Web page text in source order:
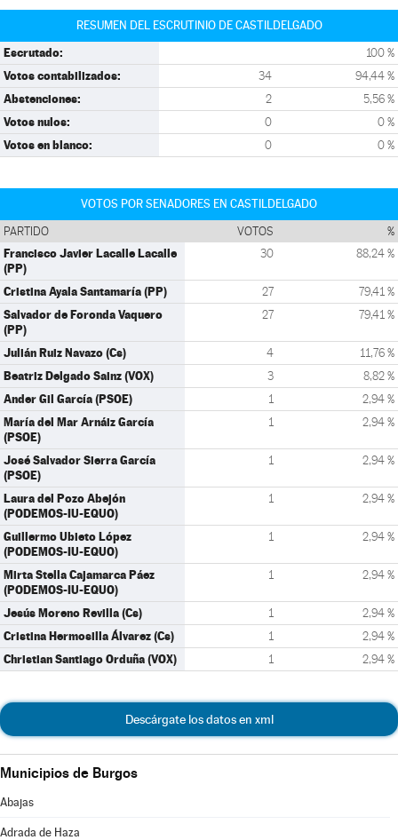
RESUMEN DEL ESCRUTINIO DE CASTILDELGADO
Escrutado: 100 %
Votos contabilizados: 34 94,44 %
Abstenciones: 2 5,56 %
Votos nulos: 0 0 %
Votos en blanco: 0 0 %
VOTOS POR SENADORES EN CASTILDELGADO
PARTIDO VOTOS %
Francisco Javier Lacalle Lacalle
(PP)
30 88,24 %
Cristina Ayala Santamaría (PP) 27 79,41 %
Salvador de Foronda Vaquero
(PP)
27 79,41 %
Julián Ruiz Navazo (Cs) 4 11,76 %
Beatriz Delgado Sainz (VOX) 3 8,82 %
Ander Gil García (PSOE) 1 2,94 %
María del Mar Arnáiz García
(PSOE)
1 2,94 %
José Salvador Sierra García
(PSOE)
1 2,94 %
Laura del Pozo Abejón
(PODEMOS-IU-EQUO)
1 2,94 %
Guillermo Ubieto López
(PODEMOS-IU-EQUO)
1 2,94 %
Mirta Stella Cajamarca Páez
(PODEMOS-IU-EQUO)
1 2,94 %
Jesús Moreno Revilla (Cs) 1 2,94 %
Cristina Hermosilla Álvarez (Cs) 1 2,94 %
Christian Santiago Orduña (VOX) 1 2,94 %
Descárgate los datos en xml
Municipios de Burgos
Abajas
Adrada de Haza